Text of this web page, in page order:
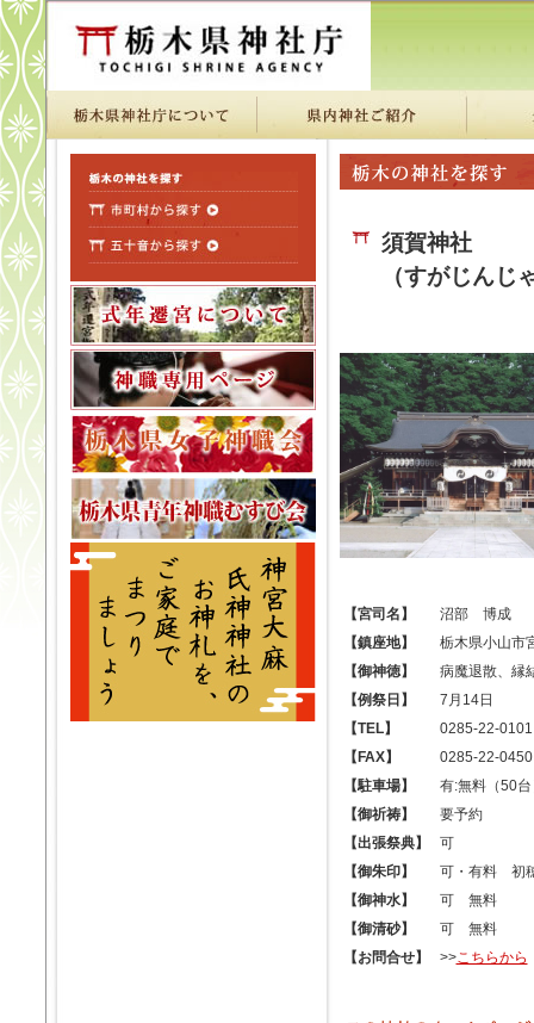
須賀神社
（すがじんじ
【宮司名】
沼部 博成
【鎮座地】
栃木県小山市
【御神徳】
病魔退散、縁
【例祭日】
7月14日
【TEL】
0285-22-0101
【FAX】
0285-22-0450
【駐車場】
有:無料（50台
【御祈祷】
要予約
【出張祭典】
可
【御朱印】
可・有料 初
【御神水】
可 無料
【御清砂】
可 無料
【お問合せ】
>>こちらから